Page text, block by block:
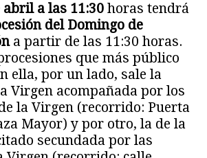
abril a las 11:30 horas tendrá
del Domingo de
a partir de las 11:30 horas.
que más público
ella, por un lado, sale la
Virgen acompañada por los
la Virgen (recorrido: Puerta
Mayor) y por otro, la de la
secundada por las